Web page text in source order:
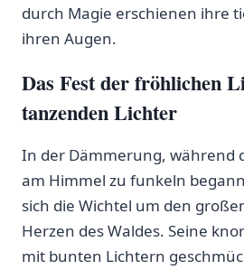
durch Magie erschienen ihre‍
ihren Augen.
Das Fest der fröhlichen
tanzenden Lichter
In der Dämmerung, während
am​ Himmel zu ‌funkeln
⁣sich die Wichtel um den
Herzen des Waldes. Seine
mit bunten Lichtern